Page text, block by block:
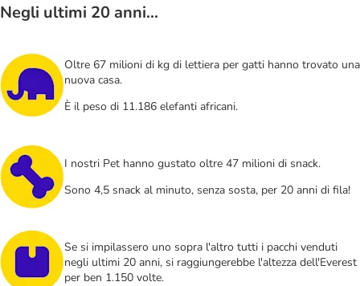
Negli ultimi 20 anni...
Oltre 67 milioni di kg di lettiera per gatti hanno trovato una
nuova casa.
È il peso di 11.186 elefanti africani.
I nostri Pet hanno gustato oltre 47 milioni di snack.
Sono 4,5 snack al minuto, senza sosta, per 20 anni di fila!
Se si impilassero uno sopra l'altro tutti i pacchi venduti
negli ultimi 20 anni, si raggiungerebbe l'altezza dell'Everest
per ben 1.150 volte.